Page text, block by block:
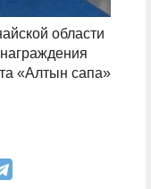
области
«Алтын сапа»